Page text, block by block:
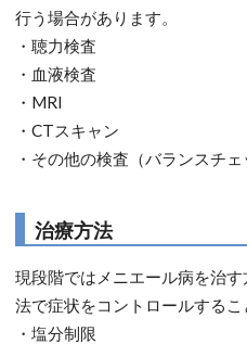
行う場合があります。
・聴力検査
・血液検査
・MRI
・CTスキャン
・その他の検査（バランスチ
治療方法
現段階ではメニエール病を治
法で症状をコントロールするこ
・塩分制限